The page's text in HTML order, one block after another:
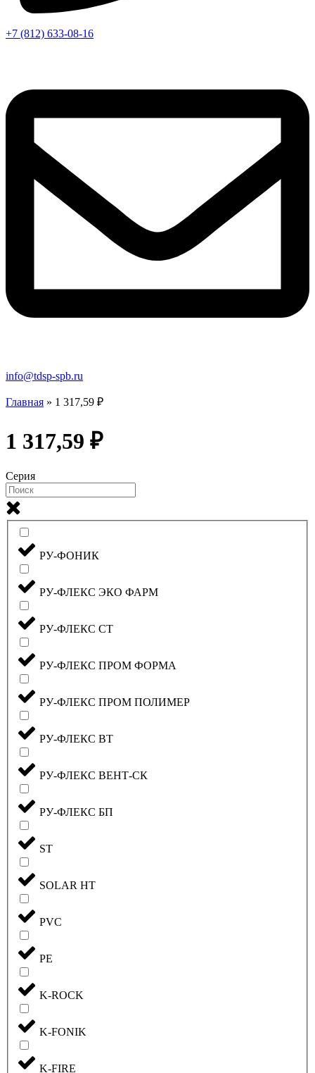
+7 (812) 633-08-16
info@tdsp-spb.ru
Главная » 1 317,59 ₽
1 317,59 ₽
Серия
РУ-ФОНИК
РУ-ФЛЕКС ЭКО ФАРМ
РУ-ФЛЕКС СТ
РУ-ФЛЕКС ПРОМ ФОРМА
РУ-ФЛЕКС ПРОМ ПОЛИМЕР
РУ-ФЛЕКС ВТ
РУ-ФЛЕКС ВЕНТ-СК
РУ-ФЛЕКС БП
ST
SOLAR HT
PVC
PE
K-ROCK
K-FONIK
K-FIRE